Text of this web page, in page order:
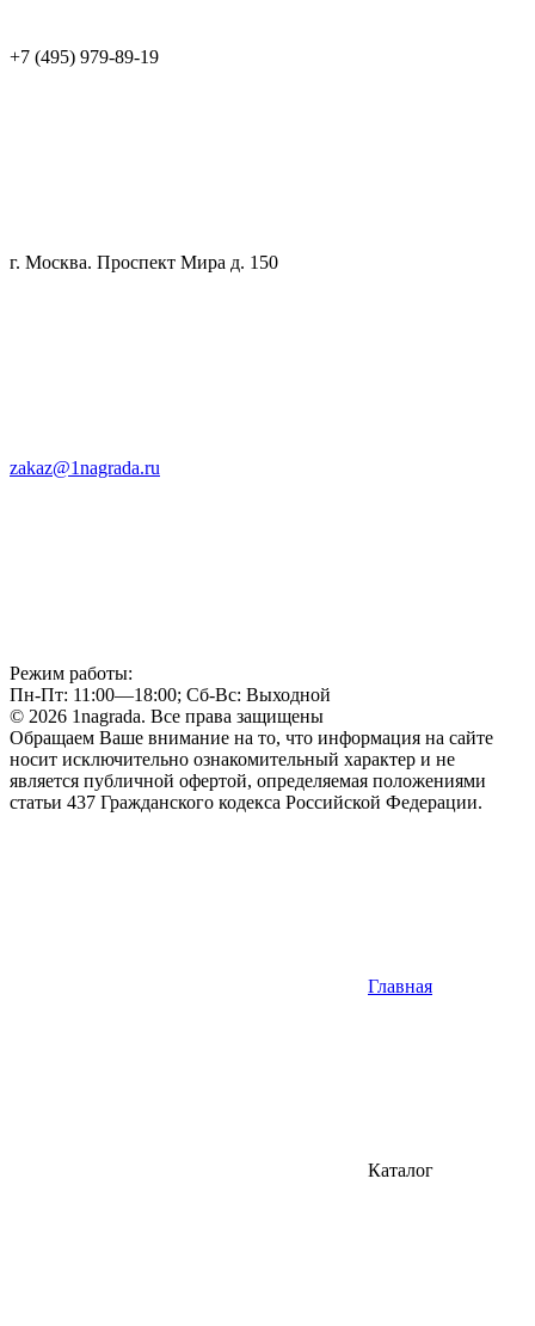
+7 (495) 979-89-19
г. Москва. Проспект Мира д. 150
zakaz@1nagrada.ru
Режим работы:
Пн-Пт: 11:00—18:00; Сб-Вс: Выходной
© 2026 1nagrada. Все права защищены
Обращаем Ваше внимание на то, что информация на сайте
носит исключительно ознакомительный характер и не
является публичной офертой, определяемая положениями
статьи 437 Гражданского кодекса Российской Федерации.
Главная
Каталог